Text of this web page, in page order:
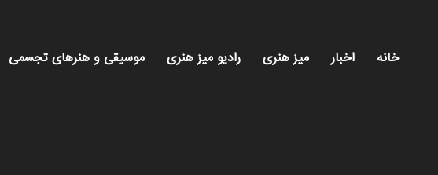
خانه اخبار میز هنری رادیو میز هنری موسیقی و هنرهای تجسمی